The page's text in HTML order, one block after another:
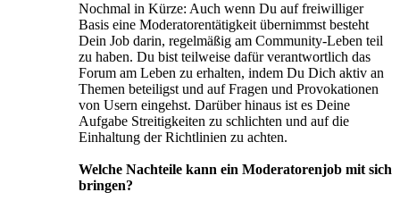
Nochmal in Kürze: Auch wenn Du auf freiwilliger
Basis eine Moderatorentätigkeit übernimmst besteht
Dein Job darin, regelmäßig am Community-Leben teil
zu haben. Du bist teilweise dafür verantwortlich das
Forum am Leben zu erhalten, indem Du Dich aktiv an
Themen beteiligst und auf Fragen und Provokationen
von Usern eingehst. Darüber hinaus ist es Deine
Aufgabe Streitigkeiten zu schlichten und auf die
Einhaltung der Richtlinien zu achten.
Welche Nachteile kann ein Moderatorenjob mit sich
bringen?